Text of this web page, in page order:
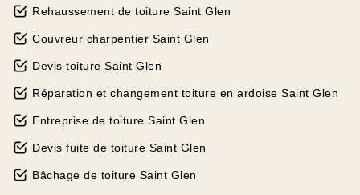
Rehaussement de toiture Saint Glen
Couvreur charpentier Saint Glen
Devis toiture Saint Glen
Réparation et changement toiture en ardoise Saint Glen
Entreprise de toiture Saint Glen
Devis fuite de toiture Saint Glen
Bâchage de toiture Saint Glen